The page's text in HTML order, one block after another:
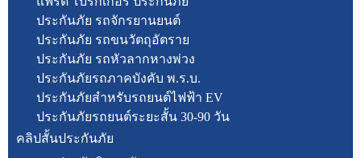
ประกันภัย รถจักรยานยนต์
ประกันภัย รถขนวัตถุอัตราย
ประกันภัย รถหัวลากหางพ่วง
ประกันภัยรถภาคบังคับ พ.ร.บ.
ประกันภัยสำหรับรถยนต์ไฟฟ้า EV
ประกันภัยรถยนต์ระยะสั้น 30-90 วัน
คลิปสั้นประกันภัย